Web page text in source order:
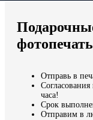
Мы доставляем по
Продолжить без
Отправь в
часа!
Срок
Отправим в